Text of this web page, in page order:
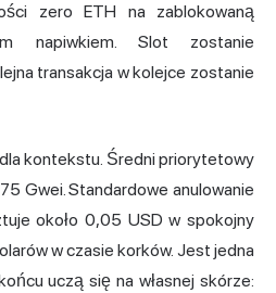
zero ETH na zablokowaną
napiwkiem. Slot zostanie
transakcja w kolejce zostanie
kontekstu. Średni priorytetowy
Gwei. Standardowe anulowanie
około 0,05 USD w spokojny
w czasie korków. Jest jedna
uczą się na własnej skórze: